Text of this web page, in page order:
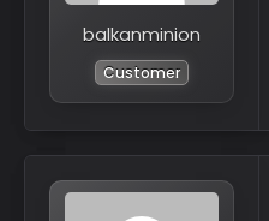
balkanminion
Customer